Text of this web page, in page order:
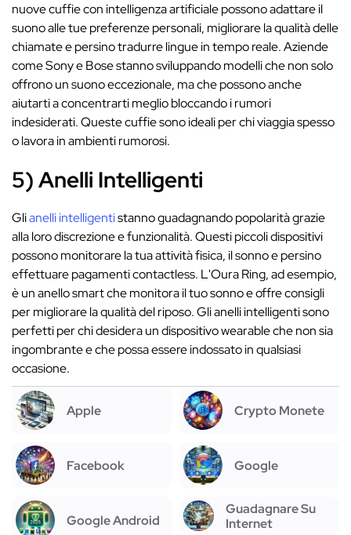
nuove cuffie con intelligenza artificiale possono adattare il
suono alle tue preferenze personali, migliorare la qualità delle
chiamate e persino tradurre lingue in tempo reale. Aziende
come Sony e Bose stanno sviluppando modelli che non solo
offrono un suono eccezionale, ma che possono anche
aiutarti a concentrarti meglio bloccando i rumori
indesiderati. Queste cuffie sono ideali per chi viaggia spesso
o lavora in ambienti rumorosi.
5) Anelli Intelligenti
Glianelli intelligentistanno guadagnando popolarità grazie
alla loro discrezione e funzionalità. Questi piccoli dispositivi
possono monitorare la tua attività fisica, il sonno e persino
effettuare pagamenti contactless. L'Oura Ring, ad esempio,
è un anello smart che monitora il tuo sonno e offre consigli
per migliorare la qualità del riposo. Gli anelli intelligenti sono
perfetti per chi desidera un dispositivo wearable che non sia
ingombrante e che possa essere indossato in qualsiasi
occasione.
Apple Crypto Monete
Facebook Google
Google Android
Guadagnare Su
Internet